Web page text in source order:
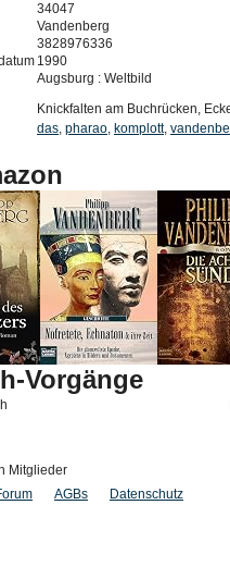
34047
Vandenberg
3828976336
1990
Augsburg : Weltbild
Knickfalten am Buchrücken,
das, pharao, komplott,
Vorgänge
Mitglieder
AGBs Datenschutz